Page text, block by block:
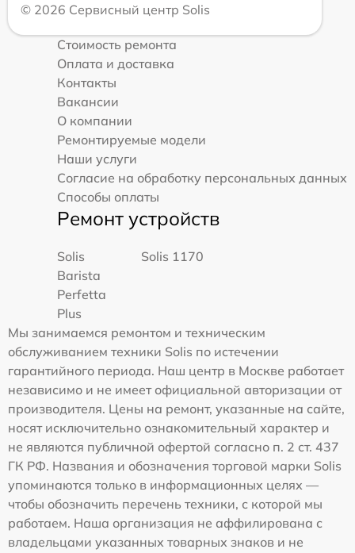
© 2026 Сервисный центр Solis
Стоимость ремонта
Оплата и доставка
Контакты
Вакансии
О компании
Ремонтируемые модели
Наши услуги
Согласие на обработку персональных данных
Способы оплаты
Ремонт устройств
Solis
Barista
Perfetta
Plus
Solis 1170
Мы занимаемся ремонтом и техническим
обслуживанием техники Solis по истечении
гарантийного периода. Наш центр в Москве работает
независимо и не имеет официальной авторизации от
производителя. Цены на ремонт, указанные на сайте,
носят исключительно ознакомительный характер и
не являются публичной офертой согласно п. 2 ст. 437
ГК РФ. Названия и обозначения торговой марки Solis
упоминаются только в информационных целях —
чтобы обозначить перечень техники, с которой мы
работаем. Наша организация не аффилирована с
владельцами указанных товарных знаков и не